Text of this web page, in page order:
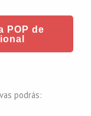
POP de
podrás: